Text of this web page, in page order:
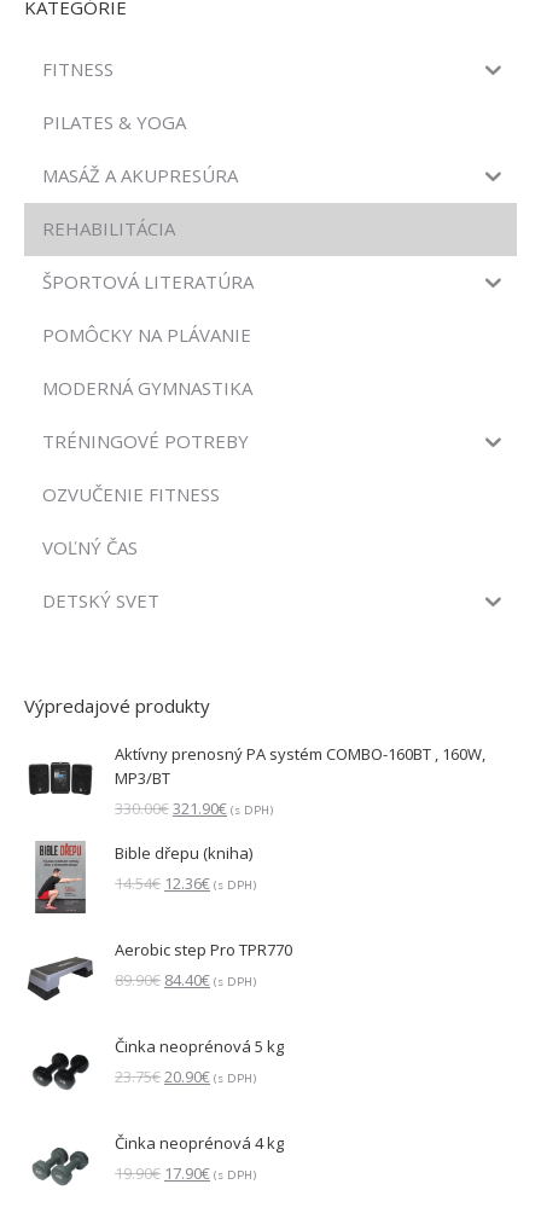
KATEGÓRIE
FITNESS
PILATES & YOGA
MASÁŽ A AKUPRESÚRA
REHABILITÁCIA
ŠPORTOVÁ LITERATÚRA
POMÔCKY NA PLÁVANIE
MODERNÁ GYMNASTIKA
TRÉNINGOVÉ POTREBY
OZVUČENIE FITNESS
VOĽNÝ ČAS
DETSKÝ SVET
Výpredajové produkty
Aktívny prenosný PA systém COMBO-160BT , 160W,
MP3/BT
330.00€Pôvodná
bola:
330.00€.
321.90€Aktuálna
je:
321.90€.
(s DPH)
Bible dřepu (kniha)
14.54€ Pôvodná
14.54€.
12.36€Aktuálna
12.36€.
(s DPH)
Aerobic step Pro TPR770
89.90€ Pôvodná
89.90€.
84.40€Aktuálna
84.40€.
(s DPH)
Činka neoprénová 5 kg
23.75€ Pôvodná
23.75€.
20.90€Aktuálna
20.90€.
(s DPH)
Činka neoprénová 4 kg
19.90€ Pôvodná
17.90€Aktuálna
(s DPH)